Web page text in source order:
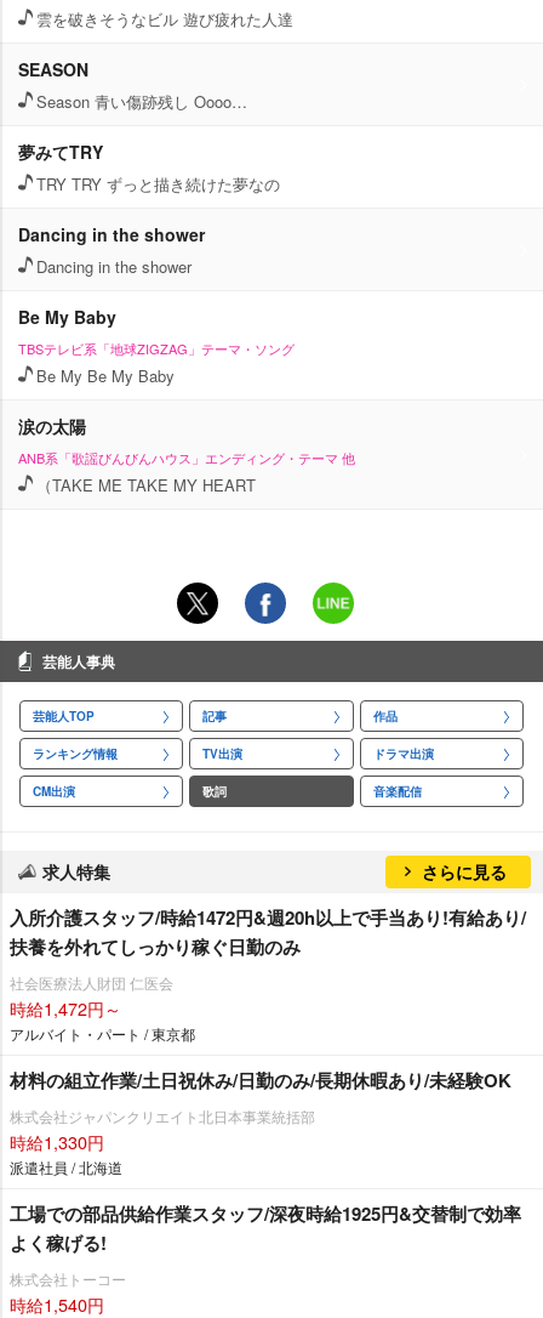
雲を破きそうなビル 遊び疲れた人達
SEASON
Season 青い傷跡残し Oooo…
夢みてTRY
TRY TRY ずっと描き続けた夢なの
Dancing in the shower
Dancing in the shower
Be My Baby
TBSテレビ系「地球ZIGZAG」テーマ・ソング
Be My Be My Baby
涙の太陽
ANB系「歌謡びんびんハウス」エンディング・テーマ 他
（TAKE ME TAKE MY HEART
芸能人事典
芸能人TOP 記事 作品
ランキング情報 TV出演 ドラマ出演
CM出演 歌詞 音楽配信
求人特集 さらに見る
入所介護スタッフ/時給1472円&週20h以上で手当あり!有給あり/
扶養を外れてしっかり稼ぐ日勤のみ
社会医療法人財団 仁医会
時給1,472円～
アルバイト・パート / 東京都
材料の組立作業/土日祝休み/日勤のみ/長期休暇あり/未経験OK
株式会社ジャパンクリエイト北日本事業統括部
時給1,330円
派遣社員 / 北海道
工場での部品供給作業スタッフ/深夜時給1925円&交替制で効率
よく稼げる!
株式会社トーコー
時給1,540円